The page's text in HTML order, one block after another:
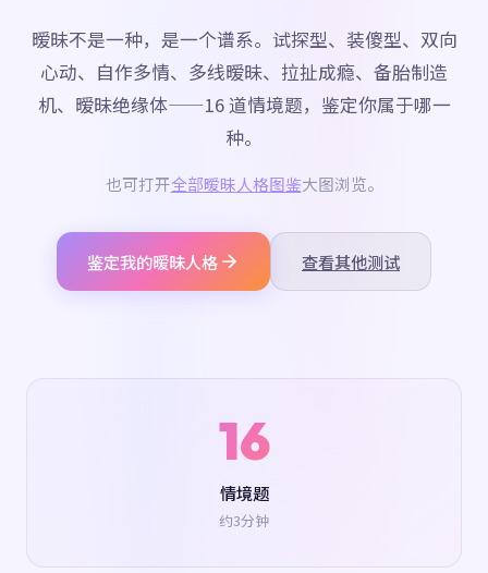
暧昧不是一种，是一个谱系。试探型、装傻型、双向
心动、自作多情、多线暧昧、拉扯成瘾、备胎制造
机、暧昧绝缘体——16 道情境题，鉴定你属于哪一
种。
也可打开全部暧昧人格图鉴大图浏览。
鉴定我的暧昧人格 查看其他测试
16
情境题
约3分钟